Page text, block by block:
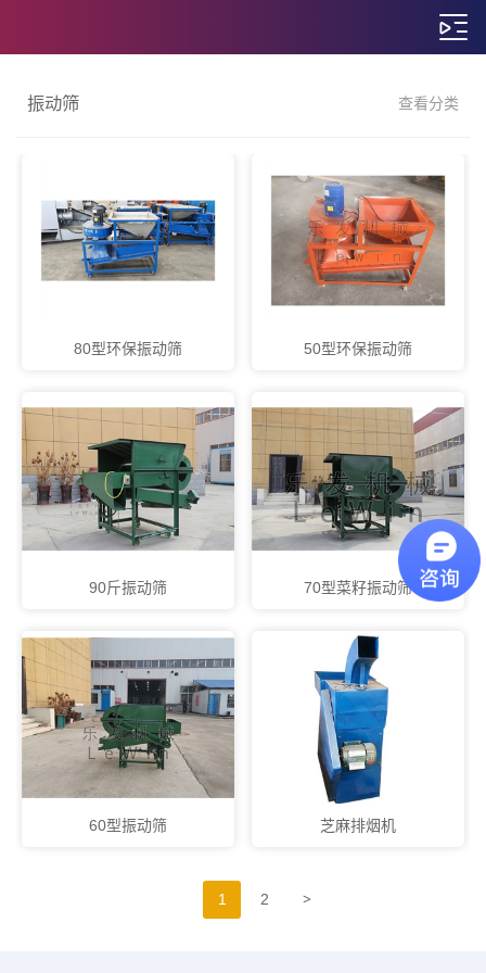
振动筛 查看分类
80型环保振动筛 50型环保振动筛
90斤振动筛 70型菜籽振动筛
60型振动筛 芝麻排烟机
1 2 >